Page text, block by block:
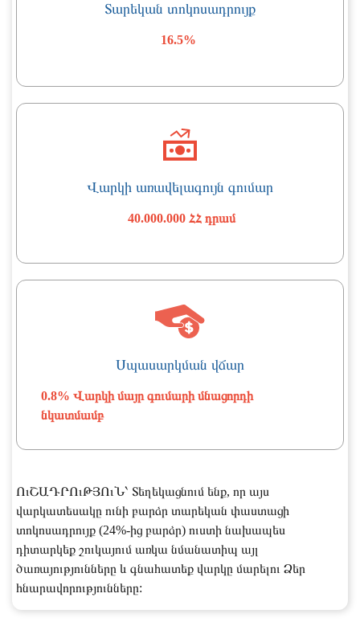
Տարեկան տոկոսադրույք
16.5%
Վարկի առավելագույն գումար
40.000.000 ՀՀ դրամ
Սպասարկման վճար
0.8% Վարկի մայր գումարի մնացորդի
նկատմամբ
ՈւՇԱԴՐՈւԹՅՈւՆ՝ Տեղեկացնում ենք, որ այս
վարկատեսակը ունի բարձր տարեկան փաստացի
տոկոսադրույք (24%-ից բարձր) ուստի նախապես
դիտարկեք շուկայում առկա նմանատիպ այլ
ծառայությունները և գնահատեք վարկը մարելու Ձեր
հնարավորությունները: